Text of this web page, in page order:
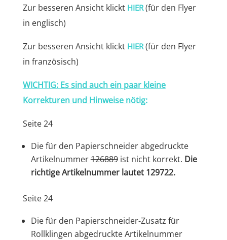
Zur besseren Ansicht klickt HIER(für den Flyer
in englisch)
Zur besseren Ansicht klickt HIER (für den Flyer
in französisch)
WICHTIG: Es sind auch ein paar kleine
Korrekturen und Hinweise nötig:
Seite 24
Die für den Papierschneider abgedruckte
Artikelnummer126889ist nicht korrekt. Die
richtige Artikelnummer lautet 129722.
Seite 24
Die für den Papierschneider-Zusatz für
Rollklingen abgedruckte Artikelnummer